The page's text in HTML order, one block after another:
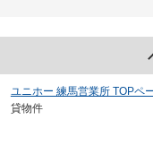
ユニホー 練馬営業所 TOPペ
貸物件